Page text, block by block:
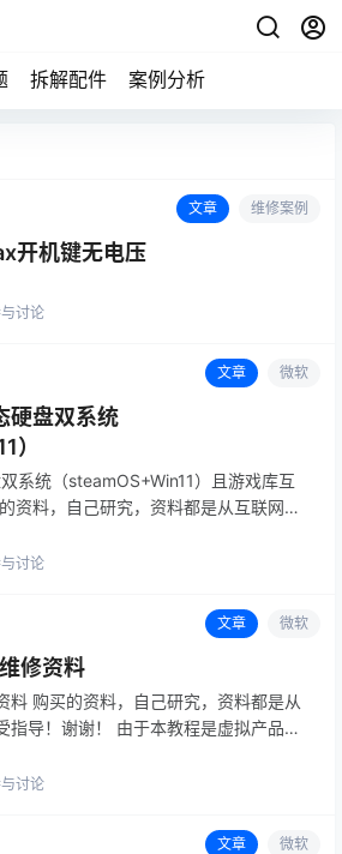
拆解配件 案例分析
文章 维修案例
开机键无电压
讨论
文章 微软
硬盘双系统
）
系统（steamOS+Win11）且游戏库互
资料，自己研究，资料都是从互联网论
。 请各位玩家看明白在购买，有…
讨论
文章 微软
修资料
料 购买的资料，自己研究，资料都是从
指导！谢谢！ 由于本教程是虚拟产品，
15524468880 备注：拆机…
讨论
文章 微软